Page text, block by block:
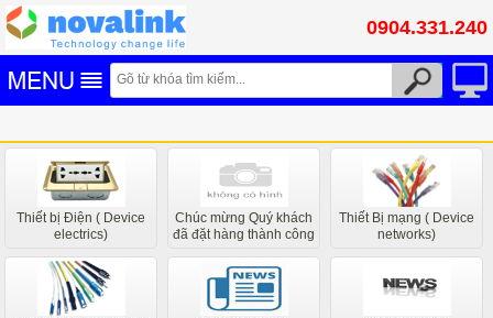
0904.331.240
Thiết bị Điện ( Device
electrics)
Chúc mừng Quý khách
đã đặt hàng thành công
của chúng tôi sẽ liên hệ
sớm nhất
Thiết Bị mạng ( Device
networks)